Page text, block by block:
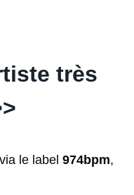
très
le label 974bpm,